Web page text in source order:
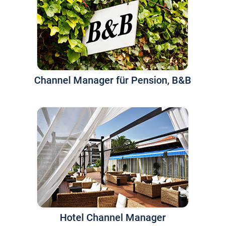
Channel Manager für Pension, B&B
Hotel Channel Manager